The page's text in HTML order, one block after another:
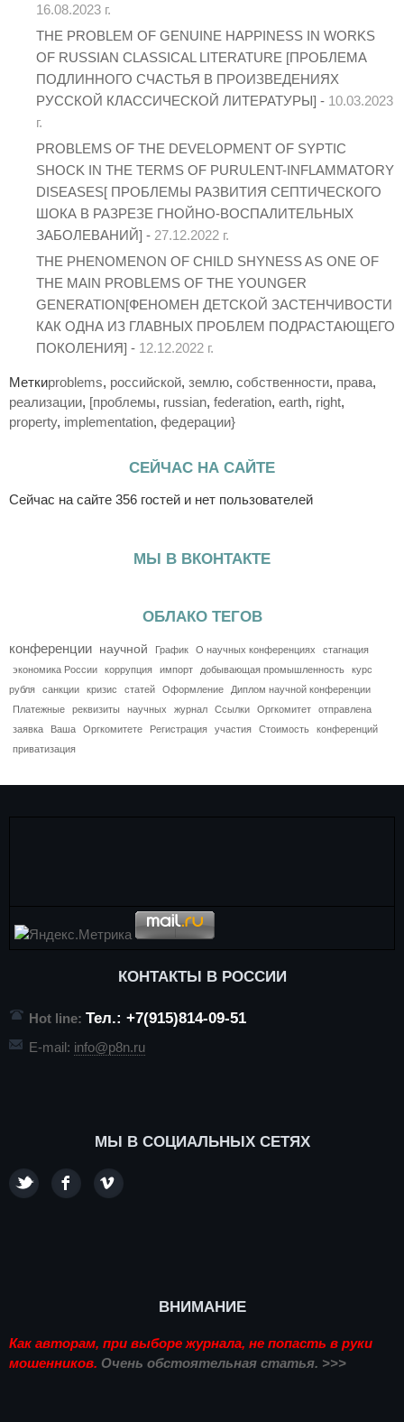
16.08.2023 г.
THE PROBLEM OF GENUINE HAPPINESS IN WORKS
OF RUSSIAN CLASSICAL LITERATURE [ПРОБЛЕМА
ПОДЛИННОГО СЧАСТЬЯ В ПРОИЗВЕДЕНИЯХ
РУССКОЙ КЛАССИЧЕСКОЙ ЛИТЕРАТУРЫ] - 10.03.2023
г.
PROBLEMS OF THE DEVELOPMENT OF SYPTIC
SHOCK IN THE TERMS OF PURULENT-INFLAMMATORY
DISEASES[ ПРОБЛЕМЫ РАЗВИТИЯ СЕПТИЧЕСКОГО
ШОКА В РАЗРЕЗЕ ГНОЙНО-ВОСПАЛИТЕЛЬНЫХ
ЗАБОЛЕВАНИЙ] - 27.12.2022 г.
THE PHENOMENON OF CHILD SHYNESS AS ONE OF
THE MAIN PROBLEMS OF THE YOUNGER
GENERATION[ФЕНОМЕН ДЕТСКОЙ ЗАСТЕНЧИВОСТИ
КАК ОДНА ИЗ ГЛАВНЫХ ПРОБЛЕМ ПОДРАСТАЮЩЕГО
ПОКОЛЕНИЯ] - 12.12.2022 г.
Меткиproblems, российской, землю, собственности, права,
реализации, [проблемы, russian, federation, earth, right,
property, implementation, федерации}
СЕЙЧАС НА САЙТЕ
Сейчас на сайте 356 гостей и нет пользователей
МЫ В ВКОНТАКТЕ
ОБЛАКО ТЕГОВ
конференции научной График О научных конференциях
стагнация
экономика России
коррупция импорт добывающая промышленность
курс
рубля
санкции кризис статей Оформление
Диплом научной конференции
Платежные
реквизиты научных журнал Ссылки Оргкомитет
отправлена
заявка
Ваша Оргкомитете Регистрация участия Стоимость
конференций
приватизация
КОНТАКТЫ В РОССИИ
Hot line: Тел.: +7(915)814-09-51
E-mail: info@p8n.ru
МЫ В СОЦИАЛЬНЫХ СЕТЯХ
ВНИМАНИЕ
Как авторам, при выборе журнала, не попасть в руки
мошенников. Очень обстоятельная статья. >>>